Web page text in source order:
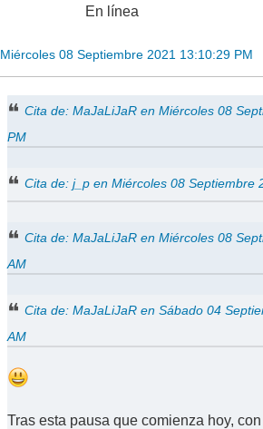
En línea
Miércoles 08 Septiembre 2021 13:10:29 PM
Cita de: MaJaLiJaR en Miércoles 08
PM
Cita de: j_p en Miércoles 08 Septiembre
Cita de: MaJaLiJaR en Miércoles 08
AM
Cita de: MaJaLiJaR en Sábado 04
AM
Tras esta pausa que comienza hoy,